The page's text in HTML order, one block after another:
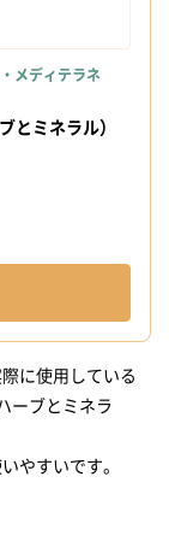
メディテラネ
とミネラル）
に使用している
ーブとミネラ
やすいです。